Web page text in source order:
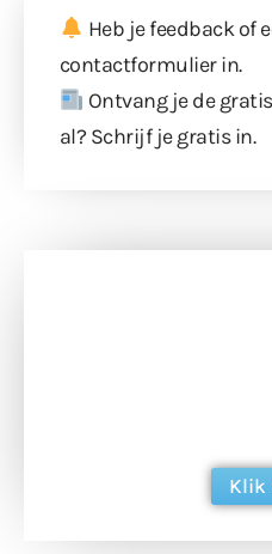
Heb je feedback of
contactformulierin.
Ontvang je de
al? Schrijf je gratis in.
Klik